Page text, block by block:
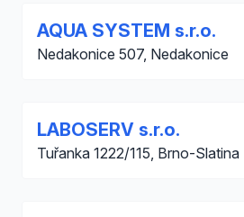
AQUA SYSTEM s.r.o.
Nedakonice 507, Nedakonice
LABOSERV s.r.o.
Tuřanka 1222/115, Brno-Slatina